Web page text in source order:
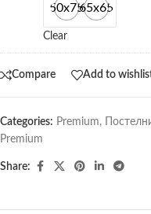
50x7565x65
Clear
Compare Add to
Categories: Premium,
Premium
Share: